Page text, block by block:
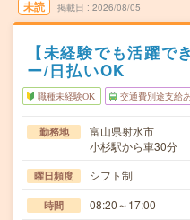
未読 掲載日 2026/08/05
【未経験でも活躍で
ー/日払いOK
職種未経験OK 交通費別途支給
勤務地
富山県射水市
小杉駅から車30分
曜日頻度 シフト制
時間 08:20～17:00